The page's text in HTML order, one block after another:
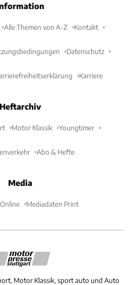
Alle Themen von A-Z Kontakt
Datenschutz
Karriere
Heftarchiv
Motor Klassik Youngtimer
Abo & Hefte
Media
Mediadaten Print
Motor Klassik, sport auto und Auto